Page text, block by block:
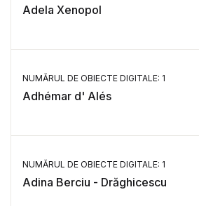
Adela Xenopol
NUMĂRUL DE OBIECTE DIGITALE: 1
Adhémar d' Alés
NUMĂRUL DE OBIECTE DIGITALE: 1
Adina Berciu - Drăghicescu